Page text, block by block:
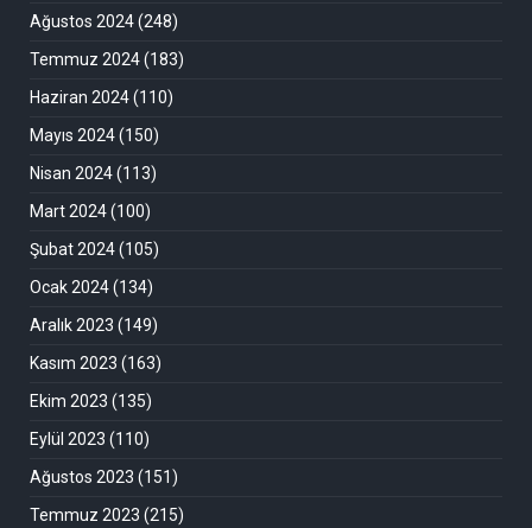
Ağustos 2024(248)
Temmuz 2024(183)
Haziran 2024(110)
Mayıs 2024(150)
Nisan 2024(113)
Mart 2024(100)
Şubat 2024(105)
Ocak 2024(134)
Aralık 2023 (149)
Kasım 2023 (163)
Ekim 2023 (135)
Eylül 2023 (110)
Ağustos 2023 (151)
Temmuz 2023 (215)